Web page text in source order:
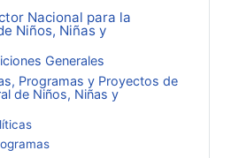
Nacional para la
Niños, Niñas y
Generales
Programas y Proyectos de
de Niños, Niñas y